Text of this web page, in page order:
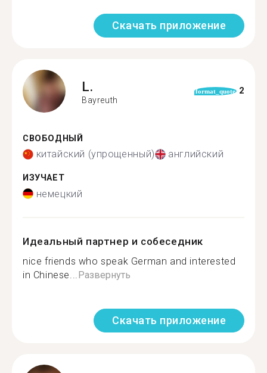
Скачать приложение
L.
Bayreuth
format_quote 2
СВОБОДНЫЙ
китайский (упрощенный) английский
ИЗУЧАЕТ
немецкий
Идеальный партнер и собеседник
nice friends who speak German and interested
in Chinese... Развернуть
Скачать приложение